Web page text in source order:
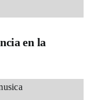
en la